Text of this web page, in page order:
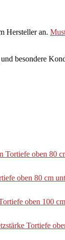
Hersteller an.
und besondere
Tortiefe oben 80
oben 80 cm
oben 100
Tortiefe